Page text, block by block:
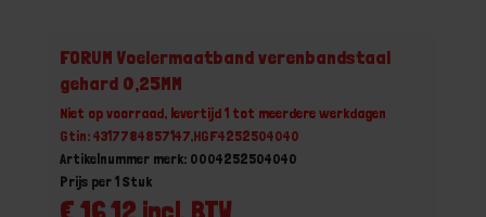
FORUM Voelermaatband verenbandstaal
gehard 0,25MM
Niet op voorraad, levertijd 1 tot meerdere werkdagen
Gtin: 4317784857147,HGF4252504040
Artikelnummer merk: 0004252504040
Prijs per 1 Stuk